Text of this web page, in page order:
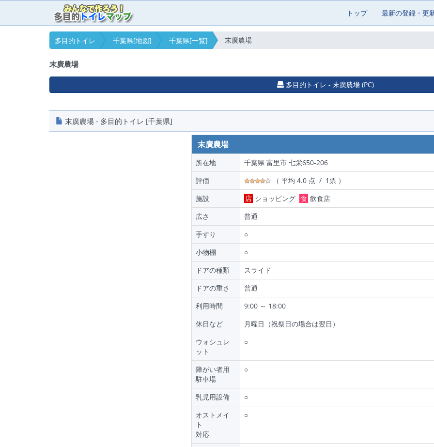
トップ 最新の登録・更
多目的トイレ 千葉県[地図] 千葉県[一覧] 末廣農場
末廣農場
多目的トイレ - 末廣農場 (PC)
末廣農場 - 多目的トイレ [千葉県]
末廣農場
所在地
千葉県 富里市 七栄650-206
評価
（ 平均 4.0 点 / 1票 ）
施設
店 ショッピング 食 飲食店
広さ
普通
手すり
○
小物棚
○
ドアの種類
スライド
ドアの重さ
普通
利用時間
9:00 ～ 18:00
休日など
月曜日（祝祭日の場合は翌日）
ウォシュレ
ット
○
障がい者用
駐車場
○
乳児用設備
○
オストメイ
ト
対応
○